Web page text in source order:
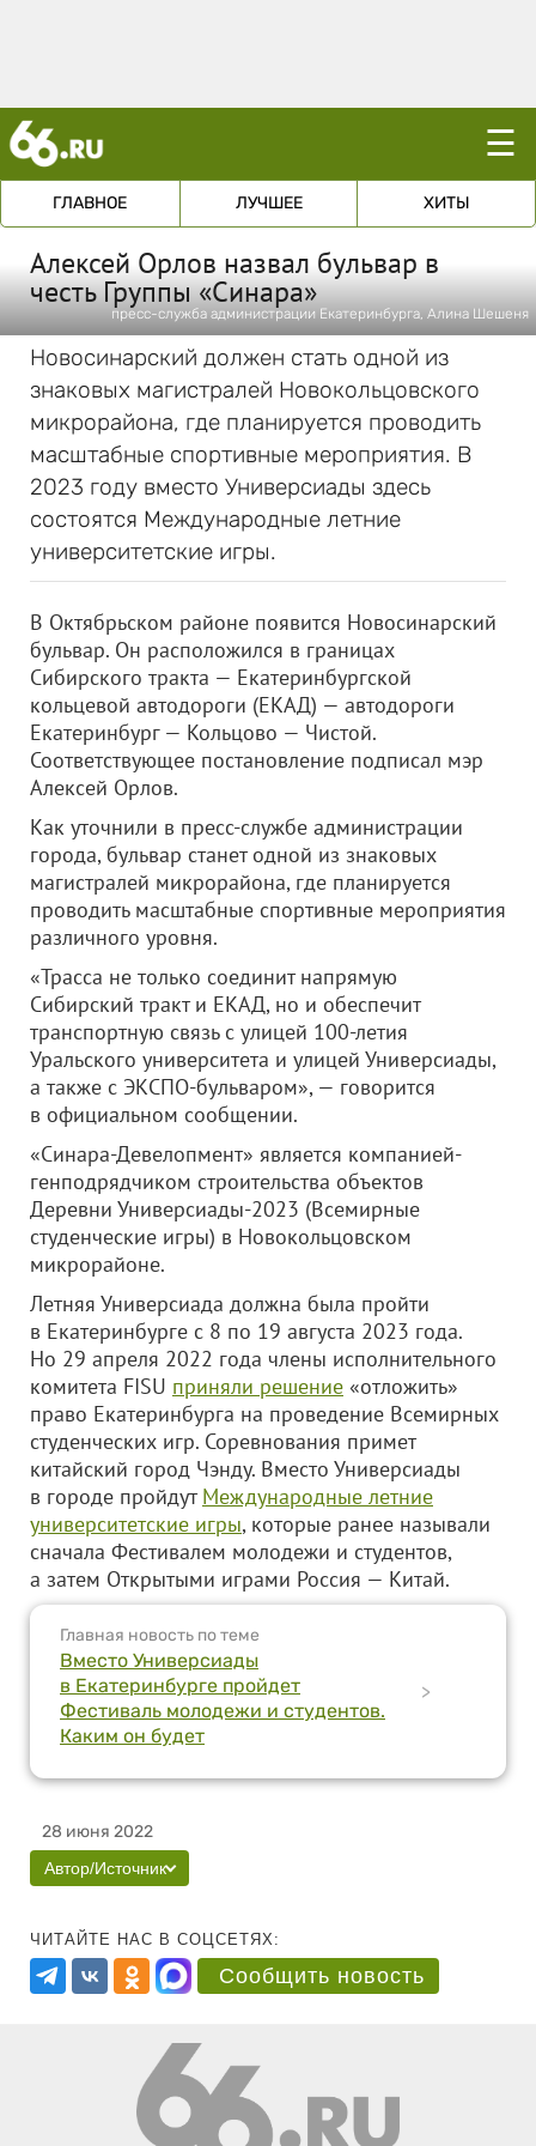
☰
ГЛАВНОЕ ЛУЧШЕЕ ХИТЫ
Алексей Орлов назвал бульвар в
честь Группы «Синара»
пресс-служба администрации Екатеринбурга, Алина Шешеня
Новосинарский должен стать одной из
знаковых магистралей Новокольцовского
микрорайона, где планируется проводить
масштабные спортивные мероприятия. В
2023 году вместо Универсиады здесь
состоятся Международные летние
университетские игры.
В Октябрьском районе появится Новосинарский
бульвар. Он расположился в границах
Сибирского тракта — Екатеринбургской
кольцевой автодороги (ЕКАД) — автодороги
Екатеринбург — Кольцово — Чистой.
Соответствующее постановление подписал мэр
Алексей Орлов.
Как уточнили в пресс-службе администрации
города, бульвар станет одной из знаковых
магистралей микрорайона, где планируется
проводить масштабные спортивные мероприятия
различного уровня.
«Трасса не только соединит напрямую
Сибирский тракт и ЕКАД, но и обеспечит
транспортную связь с улицей 100-летия
Уральского университета и улицей Универсиады,
а также с ЭКСПО-бульваром», — говорится
в официальном сообщении.
«Синара-Девелопмент» является компанией-
генподрядчиком строительства объектов
Деревни Универсиады-2023 (Всемирные
студенческие игры) в Новокольцовском
микрорайоне.
Летняя Универсиада должна была пройти
в Екатеринбурге с 8 по 19 августа 2023 года.
Но 29 апреля 2022 года члены исполнительного
комитета FISU приняли решение «отложить»
право Екатеринбурга на проведение Всемирных
студенческих игр. Соревнования примет
китайский город Чэнду. Вместо Универсиады
в городе пройдутМеждународные летние
университетские игры, которые ранее называли
сначала Фестивалем молодежи и студентов,
а затем Открытыми играми Россия — Китай.
Главная новость по теме
Вместо Универсиады
в Екатеринбурге пройдет
Фестиваль молодежи и студентов.
Каким он будет
>
28 июня 2022
Автор/Источник
ЧИТАЙТЕ НАС В СОЦСЕТЯХ:
Сообщить новость